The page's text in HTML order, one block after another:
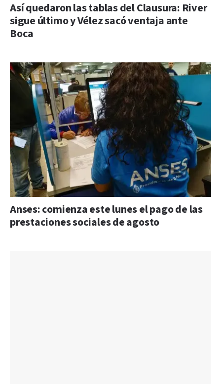
Así quedaron las tablas del Clausura: River
sigue último y Vélez sacó ventaja ante
Boca
Anses: comienza este lunes el pago de las
prestaciones sociales de agosto